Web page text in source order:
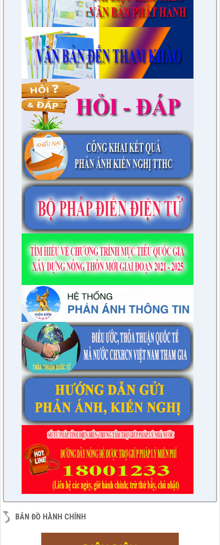
lượt xem: 3392 | lượt tải:597
230/CTr-TT HĐND
Chương trình công tác tháng 03/2023 của TT HĐND
lượt xem: 3384 | lượt tải:463
1/NQ-TTHĐND
Nghị quyết V/v: Điều chỉnh cục bộ quy hoạch chi tiết xây dựng
tỷ lệ 1/500 Khu trung tâm thị trấn Tuần Giáo huyện Tuần Giáo
tỉnh Điện Biên ( Khu dân cư số 1 Thị trấn Tuần Giáo; Khu dân
cư số 2 Thị trấn Tuần Giáo; Khu dân cư mới số 3
lượt xem: 2804 | lượt tải:1465
2/CV-BDT
Đề xuất chuyên đề giám sát năm 2024
lượt xem: 3927 | lượt tải:980
4/CV-BKTXH
Đề xuất nội dung giám sát năm 2024 của TT HĐND huyện
lượt xem: 4949 | lượt tải:1316
BẢN ĐỒ HÀNH CHÍNH